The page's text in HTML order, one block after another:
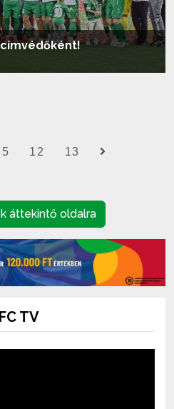
5 12 13
áttekintő oldalra
TV